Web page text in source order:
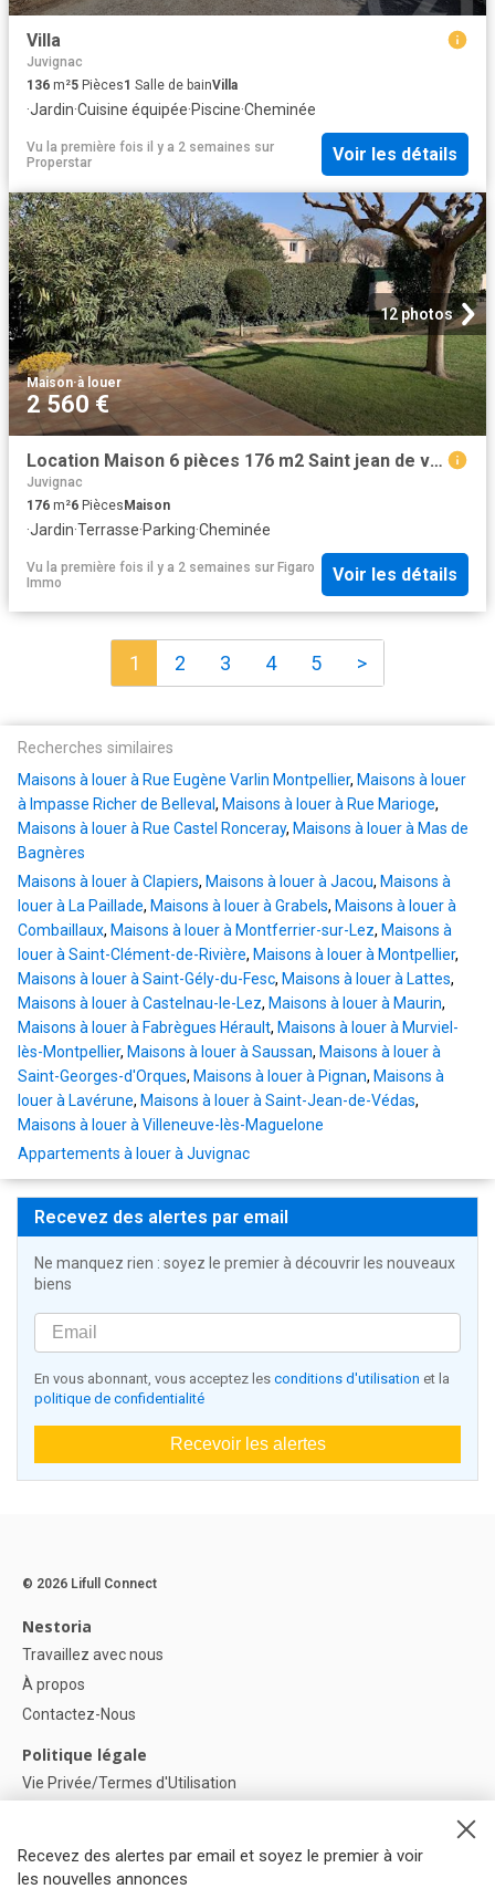
Villa
Juvignac
136 m²5 Pièces1 Salle de bainVilla
·Jardin·Cuisine équipée·Piscine·Cheminée
Vu la première fois il y a 2 semaines sur
Properstar
Voir les détails
12 photos
Maison·à louer
2 560 €
Location Maison 6 pièces 176 m2 Saint jean de vedas
Juvignac
176 m²6 PiècesMaison
·Jardin·Terrasse·Parking·Cheminée
Vu la première fois il y a 2 semaines sur Figaro
Immo
Voir les détails
1 2 3 4 5 >
Recherches similaires
Maisons à louer à Rue Eugène Varlin Montpellier, Maisons à louer
à Impasse Richer de Belleval, Maisons à louer à Rue Marioge,
Maisons à louer à Rue Castel Ronceray, Maisons à louer à Mas de
Bagnères
Maisons à louer à Clapiers, Maisons à louer à Jacou, Maisons à
louer à La Paillade, Maisons à louer à Grabels, Maisons à louer à
Combaillaux, Maisons à louer à Montferrier-sur-Lez, Maisons à
louer à Saint-Clément-de-Rivière, Maisons à louer à Montpellier,
Maisons à louer à Saint-Gély-du-Fesc, Maisons à louer à Lattes,
Maisons à louer à Castelnau-le-Lez, Maisons à louer à Maurin,
Maisons à louer à Fabrègues Hérault, Maisons à louer à Murviel-
lès-Montpellier, Maisons à louer à Saussan, Maisons à louer à
Saint-Georges-d'Orques, Maisons à louer à Pignan, Maisons à
louer à Lavérune, Maisons à louer à Saint-Jean-de-Védas,
Maisons à louer à Villeneuve-lès-Maguelone
Appartements à louer à Juvignac
Recevez des alertes par email
Ne manquez rien : soyez le premier à découvrir les nouveaux
biens
En vous abonnant, vous acceptez les conditions d'utilisation et la
politique de confidentialité
Recevoir les alertes
Recevez des alertes par email et soyez le premier à voir
les nouvelles annonces
© 2026 Lifull Connect
Nestoria
Travaillez avec nous
À propos
Contactez-Nous
Politique légale
Vie Privée/Termes d'Utilisation
Paramètres des cookies